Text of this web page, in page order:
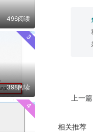
上一
相关推荐
496阅读
3
398阅读
4